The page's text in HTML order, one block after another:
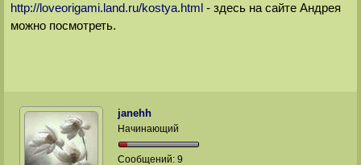
http://loveorigami.land.ru/kostya.html- здесь на сайте Андрея
можно посмотреть.
janehh
Начинающий
Сообщений:9